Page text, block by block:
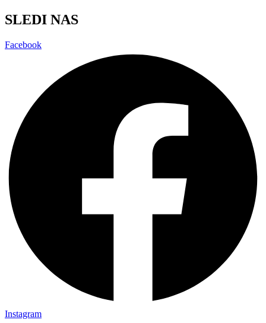
SLEDI NAS
Facebook
Instagram